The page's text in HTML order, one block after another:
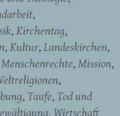
Kirchentag
Kultur Landeskirchen
Menschenrechte Mission
Taufe Tod und